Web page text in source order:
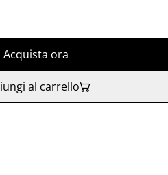
Acquista ora
al carrello